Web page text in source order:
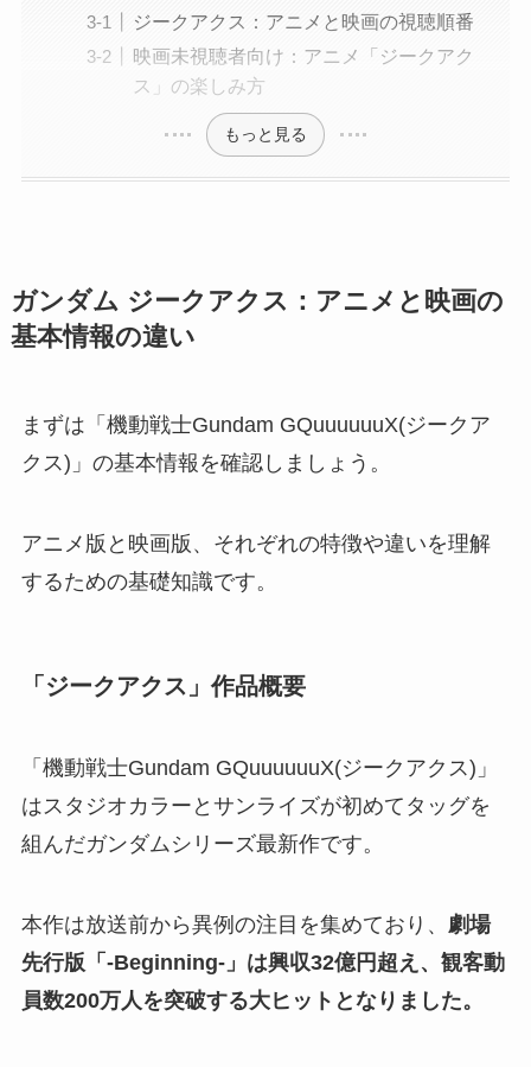
ジークアクス：アニメと映画の視聴順番
映画未視聴者向け：アニメ「ジークアク
ス」の楽しみ方
もっと見る
ガンダム ジークアクス：アニメと映画の
基本情報の違い
まずは「機動戦士Gundam GQuuuuuuX(ジークア
クス)」の基本情報を確認しましょう。
アニメ版と映画版、それぞれの特徴や違いを理解
するための基礎知識です。
「ジークアクス」作品概要
「機動戦士Gundam GQuuuuuuX(ジークアクス)」
はスタジオカラーとサンライズが初めてタッグを
組んだガンダムシリーズ最新作です。
本作は放送前から異例の注目を集めており、 劇場
先行版「-Beginning-」は興収32億円超え、観客動
員数200万人を突破する大ヒットとなりました。